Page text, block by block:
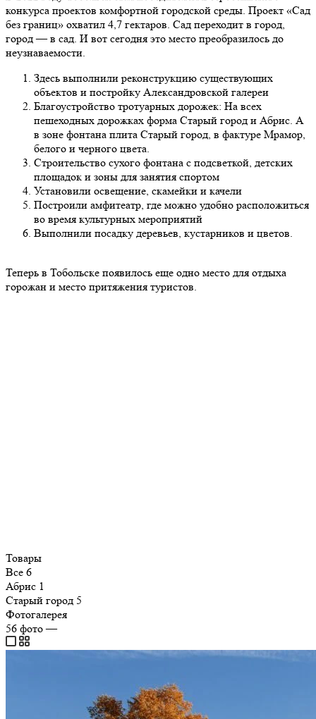
конкурса проектов комфортной городской среды. Проект «Сад
без границ» охватил 4,7 гектаров. Сад переходит в город,
город — в сад. И вот сегодня это место преобразилось до
неузнаваемости.
Здесь выполнили реконструкцию существующих
объектов и постройку Александровской галереи
Благоустройство тротуарных дорожек: На всех
пешеходных дорожках форма Старый город и Абрис. А
в зоне фонтана плита Старый город, в фактуре Мрамор,
белого и черного цвета.
Строительство сухого фонтана с подсветкой, детских
площадок и зоны для занятия спортом
Установили освещение, скамейки и качели
Построили амфитеатр, где можно удобно расположиться
во время культурных мероприятий
Выполнили посадку деревьев, кустарников и цветов.
Теперь в Тобольске появилось еще одно место для отдыха
горожан и место притяжения туристов.
Товары
Все 6
Абрис 1
Старый город 5
Фотогалерея
56 фото—